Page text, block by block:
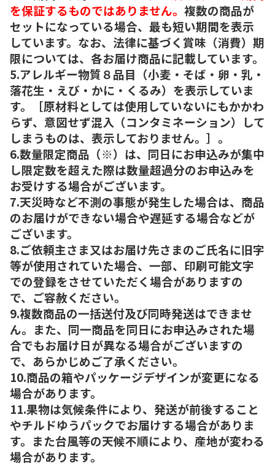
を保証するものではありません。 複数の商品が
セットになっている場合、最も短い期間を表示
しています。なお、法律に基づく賞味（消費）期
限については、各お届け商品に記載しています。
5.アレルギー物質８品目（小麦・そば・卵・乳・
落花生・えび・かに・くるみ）を表示していま
す。［原材料としては使用していないにもかかわ
らず、意図せず混入（コンタミネーション）して
しまうものは、表示しておりません。］。
6.数量限定商品（※）は、同日にお申込みが集中
し限定数を超えた際は数量超過分のお申込みを
お受けする場合がございます。
7.天災時など不測の事態が発生した場合は、商品
のお届けができない場合や遅延する場合などが
ございます。
8.ご依頼主さま又はお届け先さまのご氏名に旧字
等が使用されていた場合、一部、印刷可能文字
での登録をさせていただく場合がありますの
で、ご容赦ください。
9.複数商品の一括送付及び同時発送はできませ
ん。また、同一商品を同日にお申込みされた場
合でもお届け日が異なる場合がございますの
で、あらかじめご了承ください。
10.商品の箱やパッケージデザインが変更になる
場合があります。
11.果物は気候条件により、発送が前後すること
やチルドゆうパックでお届けする場合がありま
す。また台風等の天候不順により、産地が変わる
場合があります。